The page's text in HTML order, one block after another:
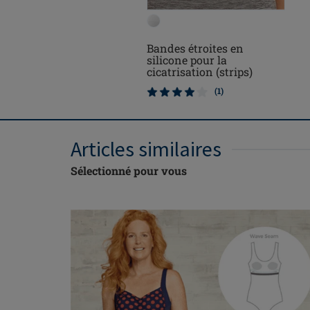
Bandes étroites en
silicone pour la
cicatrisation (strips)
(1)
Articles similaires
Sélectionné pour vous